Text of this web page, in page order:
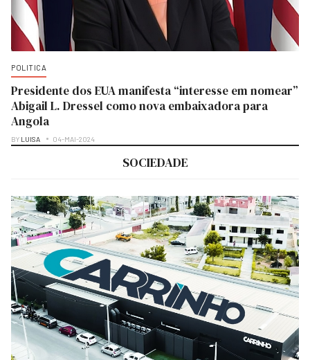
POLITICA
Presidente dos EUA manifesta “interesse em nomear”
Abigail L. Dressel como nova embaixadora para
Angola
BY LUISA 04-MAI-2024
SOCIEDADE